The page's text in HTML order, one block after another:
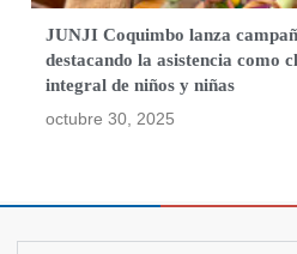
JUNJI Coquimbo lanza
destacando la asistencia como
integral de niños y niñas
octubre 30, 2025